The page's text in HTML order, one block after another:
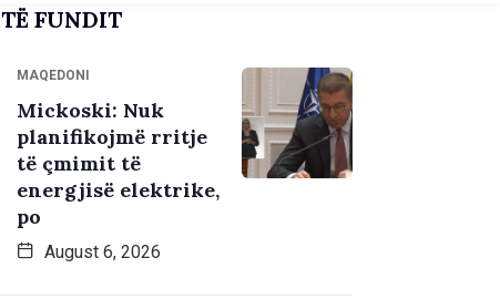
TË FUNDIT
MAQEDONI
Mickoski: Nuk
planifikojmë rritje
të çmimit të
energjisë elektrike,
po
August 6, 2026